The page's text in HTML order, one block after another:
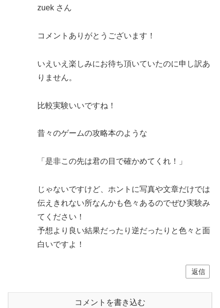
zuek さん
コメントありがとうございます！
いえいえ楽しみにお待ち頂いていたのに申し訳あ
りません。
比較実験いいですね！
昔々のゲームの攻略本のような
「是非この先は君の目で確かめてくれ！」
じゃないですけど、ホントに写真や文章だけでは
伝えきれない所なんかも色々あるのでぜひ実験み
てください！
予想より良い結果だったり逆だったりと色々と面
白いですよ！
返信
コメントを書き込む